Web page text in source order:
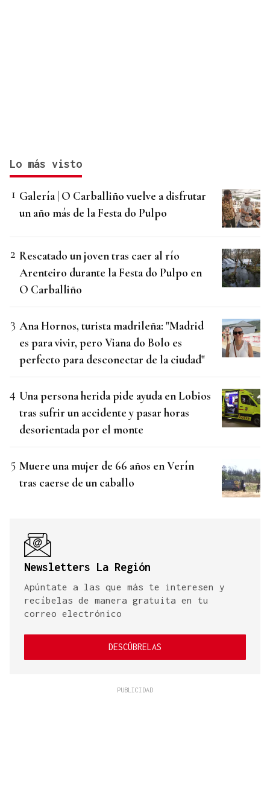
Lo más visto
Galería | O Carballiño vuelve a disfrutar
un año más de la Festa do Pulpo
Rescatado un joven tras caer al río
Arenteiro durante la Festa do Pulpo en
O Carballiño
Ana Hornos, turista madrileña: "Madrid
es para vivir, pero Viana do Bolo es
perfecto para desconectar de la ciudad"
Una persona herida pide ayuda en Lobios
tras sufrir un accidente y pasar horas
desorientada por el monte
Muere una mujer de 66 años en Verín
tras caerse de un caballo
Newsletters La Región
Apúntate a las que más te interesen y
recíbelas de manera gratuita en tu
correo electrónico
DESCÚBRELAS